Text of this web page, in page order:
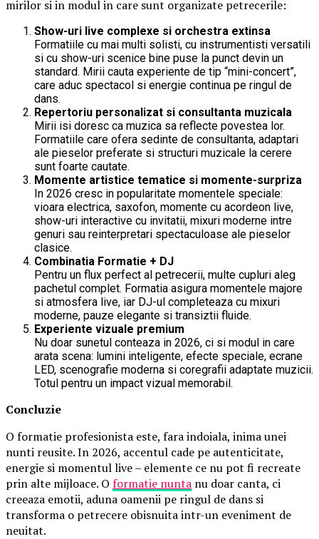
mirilor si in modul in care sunt organizate petrecerile:
Show-uri live complexe si orchestra extinsa
Formatiile cu mai multi solisti, cu instrumentisti versatili
si cu show-uri scenice bine puse la punct devin un
standard. Mirii cauta experiente de tip “mini-concert”,
care aduc spectacol si energie continua pe ringul de
dans.
Repertoriu personalizat si consultanta muzicala
Mirii isi doresc ca muzica sa reflecte povestea lor.
Formatiile care ofera sedinte de consultanta, adaptari
ale pieselor preferate si structuri muzicale la cerere
sunt foarte cautate.
Momente artistice tematice si momente-surpriza
In 2026 cresc in popularitate momentele speciale:
vioara electrica, saxofon, momente cu acordeon live,
show-uri interactive cu invitatii, mixuri moderne intre
genuri sau reinterpretari spectaculoase ale pieselor
clasice.
Combinatia Formatie + DJ
Pentru un flux perfect al petrecerii, multe cupluri aleg
pachetul complet. Formatia asigura momentele majore
si atmosfera live, iar DJ-ul completeaza cu mixuri
moderne, pauze elegante si transiztii fluide.
Experiente vizuale premium
Nu doar sunetul conteaza in 2026, ci si modul in care
arata scena: lumini inteligente, efecte speciale, ecrane
LED, scenografie moderna si coregrafii adaptate muzicii.
Totul pentru un impact vizual memorabil.
Concluzie
O formatie profesionista este, fara indoiala, inima unei
nunti reusite. In 2026, accentul cade pe autenticitate,
energie si momentul live – elemente ce nu pot fi recreate
prin alte mijloace. O formatie nunta nu doar canta, ci
creeaza emotii, aduna oamenii pe ringul de dans si
transforma o petrecere obisnuita intr-un eveniment de
neuitat.